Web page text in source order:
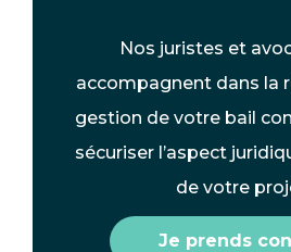
Nos juristes et
accompagnent dans la
gestion de votre bail
sécuriser l’aspect
de votre
Je prends